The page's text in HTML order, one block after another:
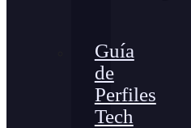
Guía
de
Perfiles
Tech